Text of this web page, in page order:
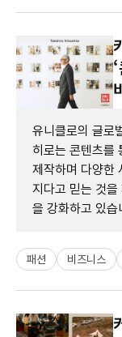
유니클로의 글로
히로는 콘텐츠를
제작하며 다양한
지다고 믿는 것
을 강화하고 있습
패션 비즈니스